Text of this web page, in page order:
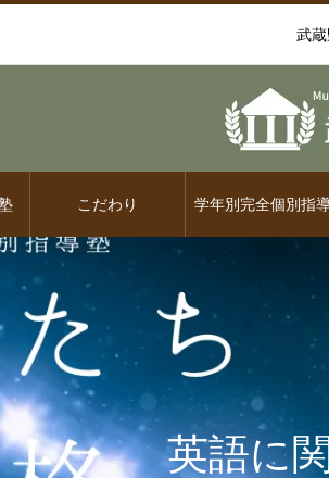
武
こだわり 学年別完全個別指
英語に